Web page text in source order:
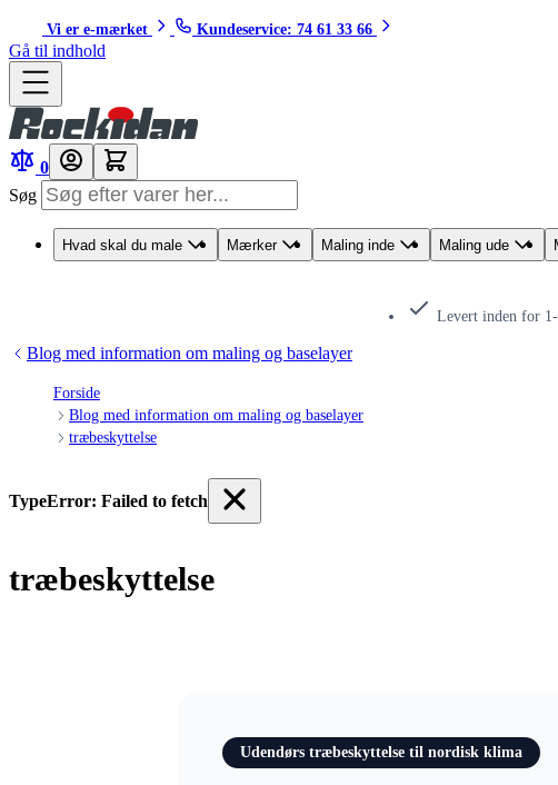
Vi er e-mærket Kundeservice: 74 61 33 66
Gå til indhold
0
Søg
Hvad skal du male Mærker Maling inde Maling ude
Levert inden for
Blog med information om maling og baselayer
Forside
Blog med information om maling og baselayer
træbeskyttelse
TypeError: Failed to fetch
træbeskyttelse
Udendørs træbeskyttelse til nordisk klima